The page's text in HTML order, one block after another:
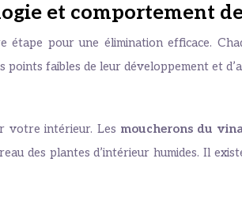
et comportement
pour une élimination efficace.
faibles de leur développement et
votre intérieur. Les moucherons du
des plantes d’intérieur humides. Il